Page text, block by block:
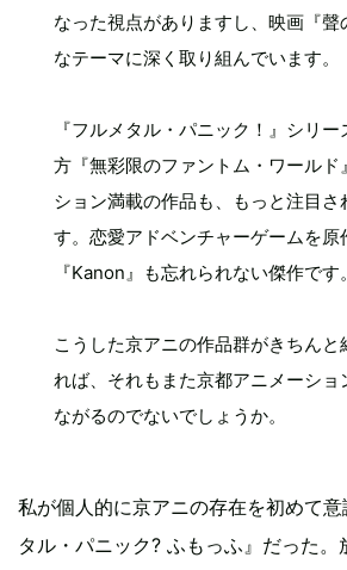
なった視点がありますし、映画『聲
なテーマに深く取り組んでいます。
『フルメタル・パニック！』シリ
方『無彩限のファントム・ワールド
ション満載の作品も、もっと注目さ
す。恋愛アドベンチャーゲームを原
『Kanon』も忘れられない傑作です。
こうした京アニの作品群がきちんと
れば、それもまた京都アニメーショ
ながるのでないでしょうか。
私が個人的に京アニの存在を初めて
タル・パニック? ふもっふ』だった。